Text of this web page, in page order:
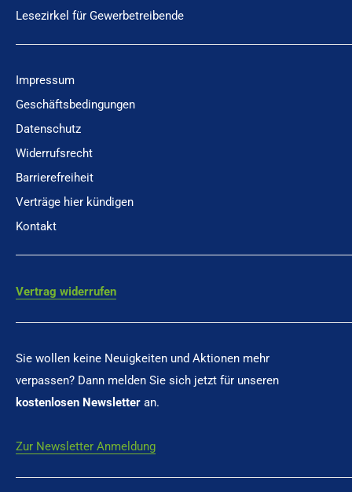
Lesezirkel für Gewerbetreibende
Impressum
Geschäftsbedingungen
Datenschutz
Widerrufsrecht
Barrierefreiheit
Verträge hier kündigen
Kontakt
Vertrag widerrufen
Sie wollen keine Neuigkeiten und Aktionen mehr
verpassen? Dann melden Sie sich jetzt für unseren
kostenlosen Newsletter an.
Zur Newsletter Anmeldung